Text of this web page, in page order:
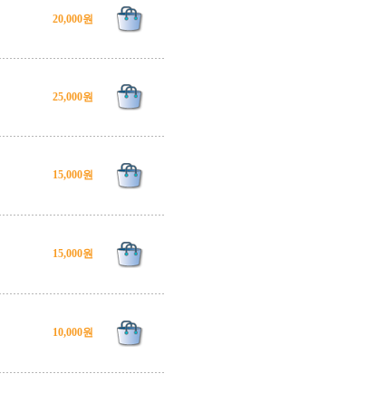
20,000원
25,000원
15,000원
15,000원
10,000원